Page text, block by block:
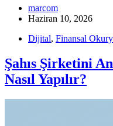
marcom
Haziran 10, 2026
Dijital, Finansal
Şahıs Şirketini
Nasıl Yapılır?